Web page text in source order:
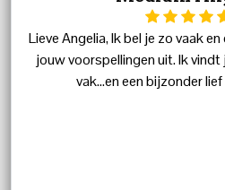
Lieve Angelia, Ik bel je zo vaak
jouw voorspellingen uit. Ik vindt
vak...en een bijzonder